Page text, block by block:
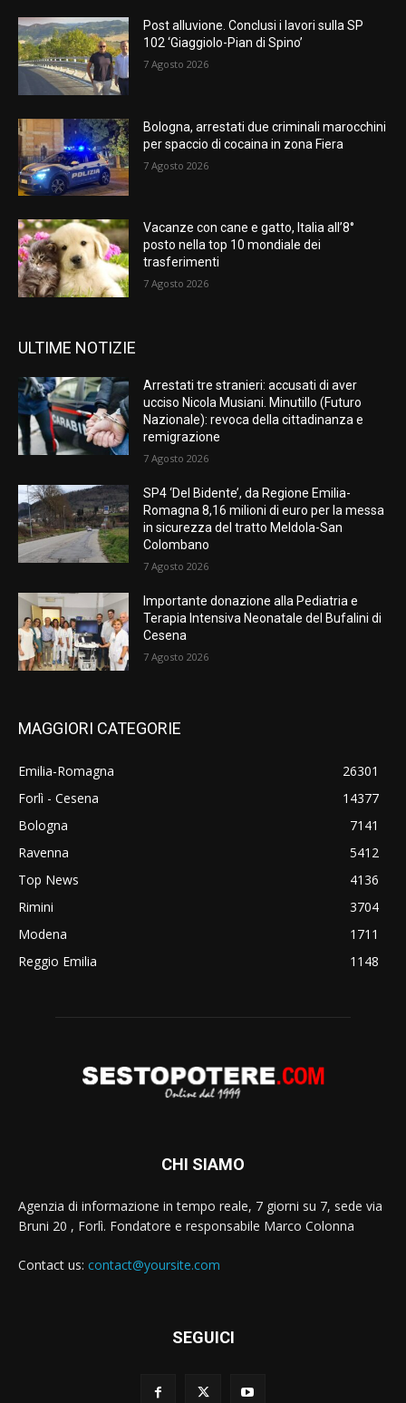
Post alluvione. Conclusi i lavori sulla SP
102 ‘Giaggiolo-Pian di Spino’
7 Agosto 2026
Bologna, arrestati due criminali marocchini
per spaccio di cocaina in zona Fiera
7 Agosto 2026
Vacanze con cane e gatto, Italia all’8°
posto nella top 10 mondiale dei
trasferimenti
7 Agosto 2026
ULTIME NOTIZIE
Arrestati tre stranieri: accusati di aver
ucciso Nicola Musiani. Minutillo (Futuro
Nazionale): revoca della cittadinanza e
remigrazione
7 Agosto 2026
SP4 ‘Del Bidente’, da Regione Emilia-
Romagna 8,16 milioni di euro per la messa
in sicurezza del tratto Meldola-San
Colombano
7 Agosto 2026
Importante donazione alla Pediatria e
Terapia Intensiva Neonatale del Bufalini di
Cesena
7 Agosto 2026
MAGGIORI CATEGORIE
Emilia-Romagna
26301
Forlì - Cesena
14377
Bologna
7141
Ravenna
5412
Top News
4136
Rimini
3704
Modena
1711
Reggio Emilia
1148
CHI SIAMO
Agenzia di informazione in tempo reale, 7 giorni su 7, sede via
Bruni 20 , Forlì. Fondatore e responsabile Marco Colonna
Contact us: contact@yoursite.com
SEGUICI